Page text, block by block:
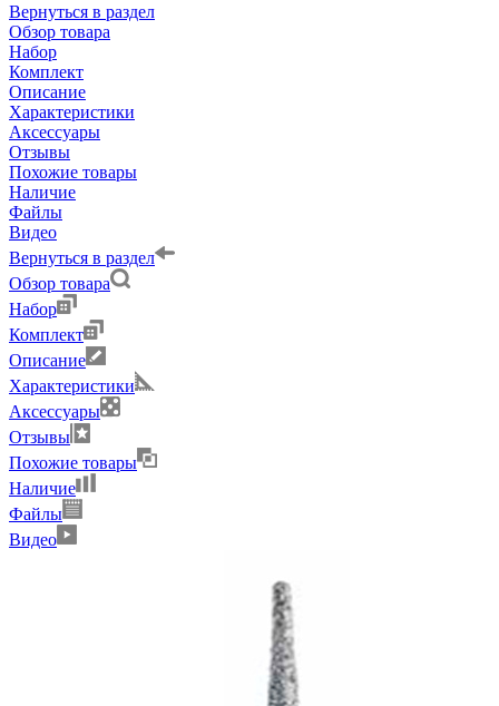
Вернуться в раздел
Обзор товара
Набор
Комплект
Описание
Характеристики
Аксессуары
Отзывы
Похожие товары
Наличие
Файлы
Видео
Вернуться в раздел
Обзор товара
Набор
Комплект
Описание
Характеристики
Аксессуары
Отзывы
Похожие товары
Наличие
Файлы
Видео